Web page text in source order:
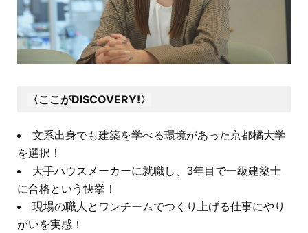
〈ここがDISCOVERY!〉
文系出身でも建築を学べる環境があった京都橘大学
を選択！
大手ハウスメーカーに就職し、3年目で一級建築士
に合格という快挙！
現場の職人とワンチームでつくり上げる仕事にやり
がいを実感！